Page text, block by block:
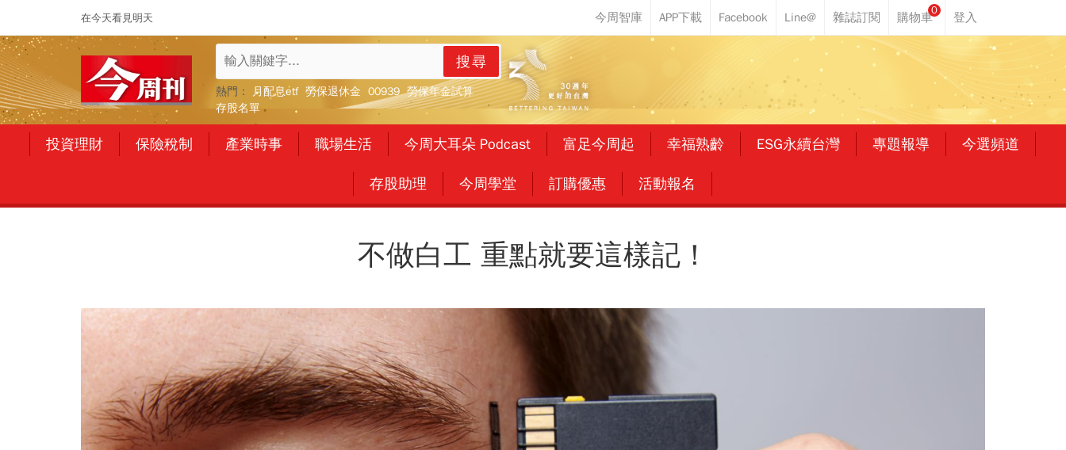
在今天看見明天
0
搜尋
熱門： 月配息etf 勞保退休金 00939 勞保年金試算
存股名單
投資理財 保險稅制 產業時事 職場生活 今周大耳朵 Podcast 富足今周起 幸福熟齡 ESG永續台灣 專題報導 今選頻道
存股助理 今周學堂 訂購優惠 活動報名
不做白工 重點就要這樣記！